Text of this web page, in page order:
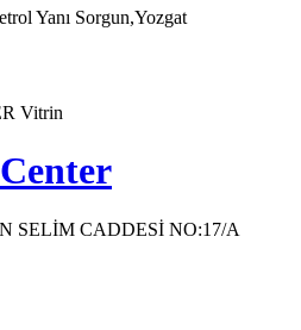
Yanı Sorgun,Yozgat
Vitrin
SELİM CADDESİ NO:17/A